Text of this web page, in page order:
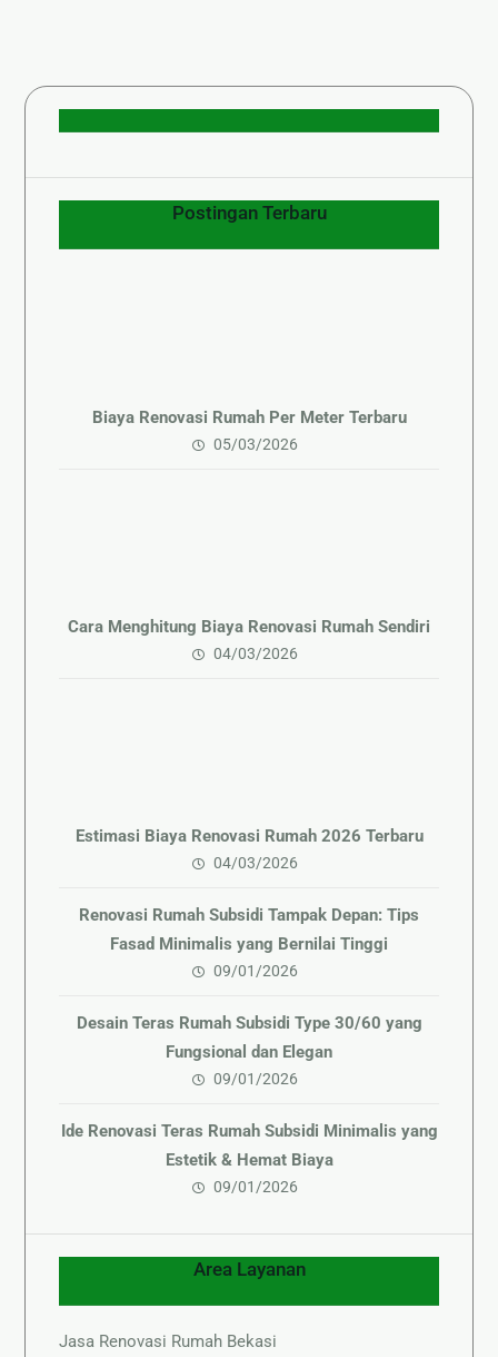
Postingan Terbaru
Biaya Renovasi Rumah Per Meter Terbaru
05/03/2026
Cara Menghitung Biaya Renovasi Rumah Sendiri
04/03/2026
Estimasi Biaya Renovasi Rumah 2026 Terbaru
04/03/2026
Renovasi Rumah Subsidi Tampak Depan: Tips
Fasad Minimalis yang Bernilai Tinggi
09/01/2026
Desain Teras Rumah Subsidi Type 30/60 yang
Fungsional dan Elegan
09/01/2026
Ide Renovasi Teras Rumah Subsidi Minimalis yang
Estetik & Hemat Biaya
09/01/2026
Area Layanan
Jasa Renovasi Rumah Bekasi